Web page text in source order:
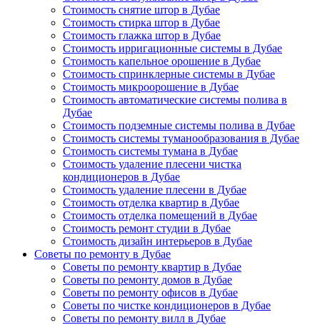
Стоимость снятие штор в Дубае
Стоимость стирка штор в Дубае
Стоимость глажка штор в Дубае
Стоимость ирригационные системы в Дубае
Стоимость капельное орошение в Дубае
Стоимость спринклерные системы в Дубае
Стоимость микроорошение в Дубае
Стоимость автоматические системы полива в
Дубае
Стоимость подземные системы полива в Дубае
Стоимость системы туманообразования в Дубае
Стоимость системы тумана в Дубае
Стоимость удаление плесени чистка
кондиционеров в Дубае
Стоимость удаление плесени в Дубае
Стоимость отделка квартир в Дубае
Стоимость отделка помещений в Дубае
Стоимость ремонт студии в Дубае
Стоимость дизайн интерьеров в Дубае
Советы по ремонту в Дубае
Советы по ремонту квартир в Дубае
Советы по ремонту домов в Дубае
Советы по ремонту офисов в Дубае
Советы по чистке кондиционеров в Дубае
Советы по ремонту вилл в Дубае